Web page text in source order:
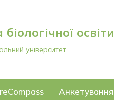
освіти
університет
Анкетування